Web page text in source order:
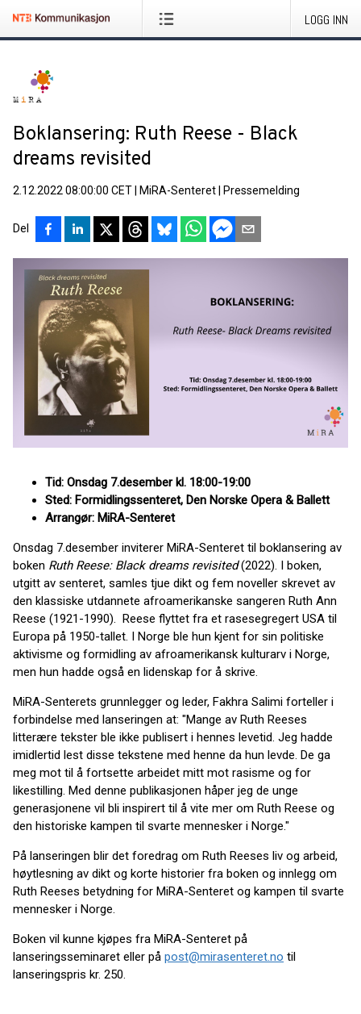
LOGG INN
Boklansering: Ruth Reese - Black
dreams revisited
2.12.2022 08:00:00 CET MiRA-Senteret Pressemelding
Del
Tid: Onsdag 7.desember kl. 18:00-19:00
Sted: Formidlingssenteret, Den Norske Opera & Ballett
Arrangør: MiRA-Senteret
Onsdag 7.desember inviterer MiRA-Senteret til boklansering av
boken Ruth Reese: Black dreams revisited(2022). I boken,
utgitt av senteret, samles tjue dikt og fem noveller skrevet av
den klassiske utdannete afroamerikanske sangeren Ruth Ann
Reese (1921-1990). Reese flyttet fra et rasesegregert USA til
Europa på 1950-tallet. I Norge ble hun kjent for sin politiske
aktivisme og formidling av afroamerikansk kulturarv i Norge,
men hun hadde også en lidenskap for å skrive.
MiRA-Senterets grunnlegger og leder, Fakhra Salimi forteller i
forbindelse med lanseringen at: "Mange av Ruth Reeses
litterære tekster ble ikke publisert i hennes levetid. Jeg hadde
imidlertid lest disse tekstene med henne da hun levde. De ga
meg mot til å fortsette arbeidet mitt mot rasisme og for
likestilling. Med denne publikasjonen håper jeg de unge
generasjonene vil bli inspirert til å vite mer om Ruth Reese og
den historiske kampen til svarte mennesker i Norge."
På lanseringen blir det foredrag om Ruth Reeses liv og arbeid,
høytlesning av dikt og korte historier fra boken og innlegg om
Ruth Reeses betydning for MiRA-Senteret og kampen til svarte
mennesker i Norge.
Boken vil kunne kjøpes fra MiRA-Senteret på
lanseringsseminaret eller på post@mirasenteret.no til
lanseringspris kr. 250.